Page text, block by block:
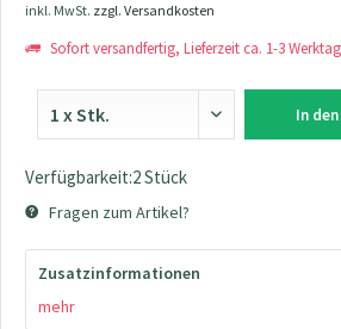
inkl. MwSt. zzgl. Versandkosten
Sofort versandfertig, Lieferzeit ca. 1-3
In den
Verfügbarkeit:2 Stück
Fragen zum Artikel?
Zusatzinformationen
mehr